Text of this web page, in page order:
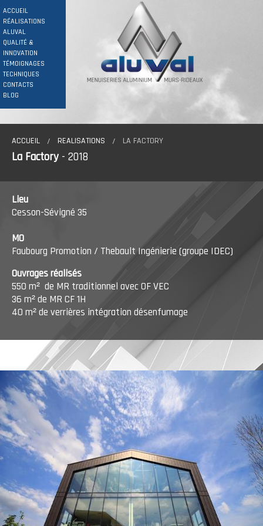
ACCUEIL
RÉALISATIONS
ALUVAL
QUALITÉ &
INNOVATION
TÉMOIGNAGES
TECHNIQUES
CONTACTS
BLOG
ACCUEIL REALISATIONS LA FACTORY
La Factory - 2018
Lieu
Cesson-Sévigné 35
MO
Faubourg Promotion / Thebault Ingénierie (groupe IDEC)
Ouvrages réalisés
550 m² de MR traditionnel avec OF VEC
36 m² de MR CF 1H
40 m² de verrières intégration désenfumage